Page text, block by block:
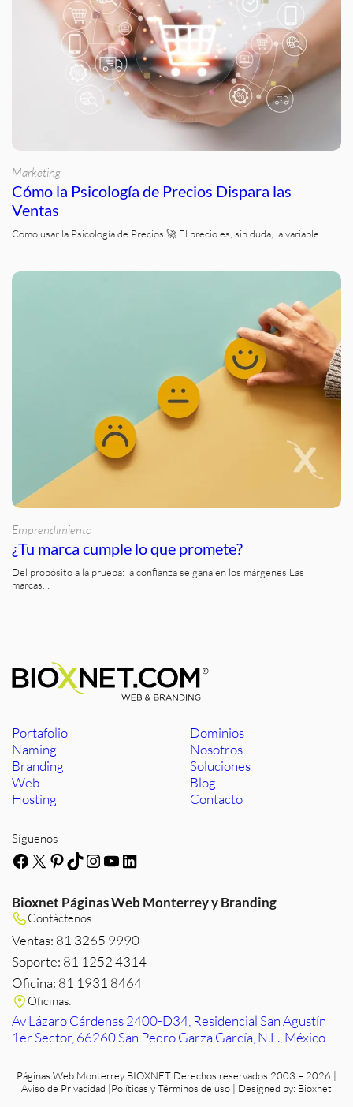
Marketing
Cómo la Psicología de Precios Dispara las
Ventas
Como usar la Psicología de Precios 🚀 El precio es, sin duda, la variable…
Emprendimiento
¿Tu marca cumple lo que promete?
Del propósito a la prueba: la confianza se gana en los márgenes Las
marcas…
Portafolio
Naming
Branding
Web
Hosting
Dominios
Nosotros
Soluciones
Blog
Contacto
Síguenos
Facebook
X Pinterest
TikTok
Instagram
YouTube
LinkedIn
Bioxnet Páginas Web Monterrey y Branding
Contáctenos
Ventas: 81 3265 9990
Soporte: 81 1252 4314
Oficina: 81 1931 8464
Oficinas:
Av Lázaro Cárdenas 2400-D34, Residencial San Agustín
1er Sector, 66260 San Pedro Garza García, N.L., México
Páginas Web Monterrey BIOXNET Derechos reservados 2003 – 2026 |
Aviso de Privacidad |Políticas y Términos de uso | Designed by: Bioxnet